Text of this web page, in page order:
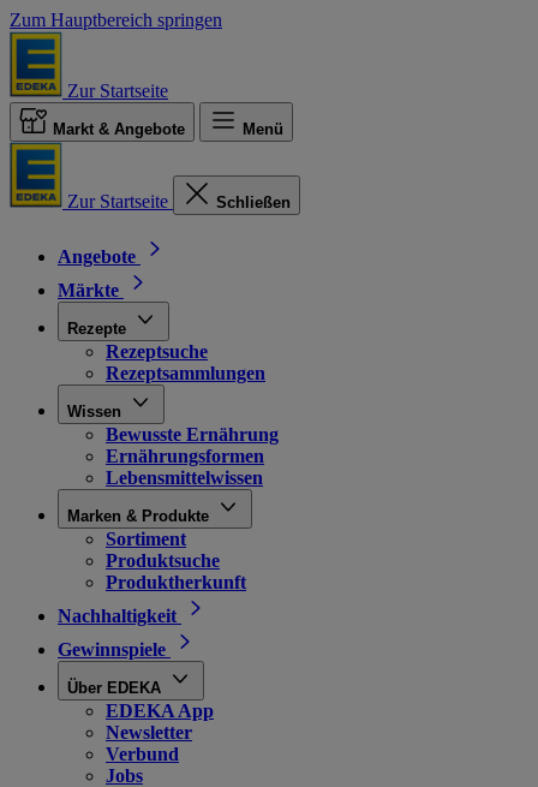
Zum Hauptbereich springen
Zur Startseite
Markt & Angebote Menü
Zur Startseite Schließen
Angebote
Märkte
Rezepte
Rezeptsuche
Rezeptsammlungen
Wissen
Bewusste Ernährung
Ernährungsformen
Lebensmittelwissen
Marken & Produkte
Sortiment
Produktsuche
Produktherkunft
Nachhaltigkeit
Gewinnspiele
Über EDEKA
EDEKA App
Newsletter
Verbund
Jobs